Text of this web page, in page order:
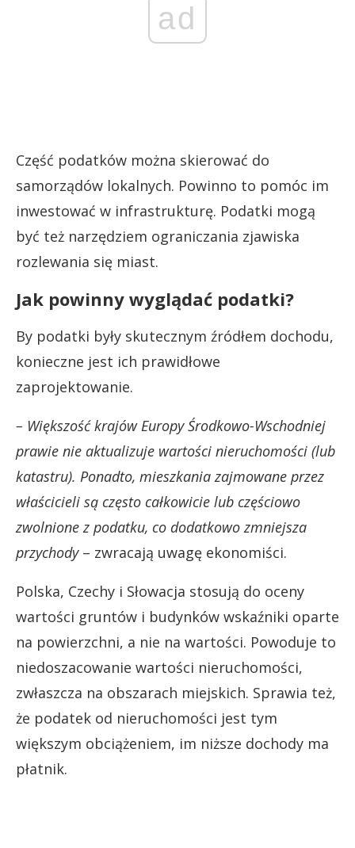
ad
Część podatków można skierować do
samorządów lokalnych. Powinno to pomóc im
inwestować w infrastrukturę. Podatki mogą
być też narzędziem ograniczania zjawiska
rozlewania się miast.
Jak powinny wyglądać podatki?
By podatki były skutecznym źródłem dochodu,
konieczne jest ich prawidłowe
zaprojektowanie.
– Większość krajów Europy Środkowo-Wschodniej
prawie nie aktualizuje wartości nieruchomości (lub
katastru). Ponadto, mieszkania zajmowane przez
właścicieli są często całkowicie lub częściowo
zwolnione z podatku, co dodatkowo zmniejsza
przychody– zwracają uwagę ekonomiści.
Polska, Czechy i Słowacja stosują do oceny
wartości gruntów i budynków wskaźniki oparte
na powierzchni, a nie na wartości. Powoduje to
niedoszacowanie wartości nieruchomości,
zwłaszcza na obszarach miejskich. Sprawia też,
że podatek od nieruchomości jest tym
większym obciążeniem, im niższe dochody ma
płatnik.